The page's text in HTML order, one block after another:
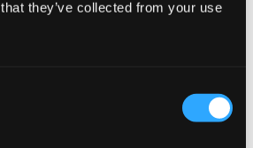
they’ve collected from your use
Cool Mint?
das diskret in jede Tasche passt.
CLUB
fresh drops, hot deals, flavor
the latest Snusdaddy news.